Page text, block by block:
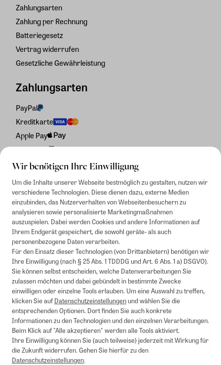
Wir benötigen Ihre Einwilligung
Um die Inhalte unserer Webseite bestmöglich zu gestalten, nutzen wir
verschiedene Technologien. Diese dienen dazu, externe Medien
einzubinden, das Nutzerverhalten von Webseitenbesuchern zu
analysieren sowie personalisierte Marketingmaßnahmen
auszuspielen. Dabei werden Cookies und andere Informationen auf
Ihrem Endgerät gespeichert, die sowohl geräte- als auch
personenbezogene Daten verarbeiten.
Für den Einsatz dieser Technologien (von Drittanbietern) benötigen wir
Ihre Einwilligung (nach § 25 Abs. 1 TDDDG und Art. 6 Abs. 1 a) DSGVO).
Sie können selbst entscheiden, welche Datenverarbeitungen Sie
zulassen möchten und dabei gebündelt in bestimmte Zwecke
einwilligen oder einzelne Tools erlauben. Um eine Auswahl zu treffen,
klicken Sie aufDatenschutzeinstellungenund wählen Sie die
entsprechenden Optionen. Dort finden Sie auch konkrete
Informationen zu den Technologien und den einzelnen Verarbeitungen.
Beim Klick auf "Alle akzeptieren" werden alle Tools aktiviert.
Ihre Einwilligung können Sie (auch teilweise) jederzeit mit Wirkung für
die Zukunft widerrufen. Gehen Sie hierfür zu den
Datenschutzeinstellungen.
Zahlungsarten
Zahlung per Rechnung
Batteriegesetz
Vertrag widerrufen
Gesetzliche Gewährleistung
Zahlungsarten
PayPal
Kreditkarte
Apple Pay
Rechnung